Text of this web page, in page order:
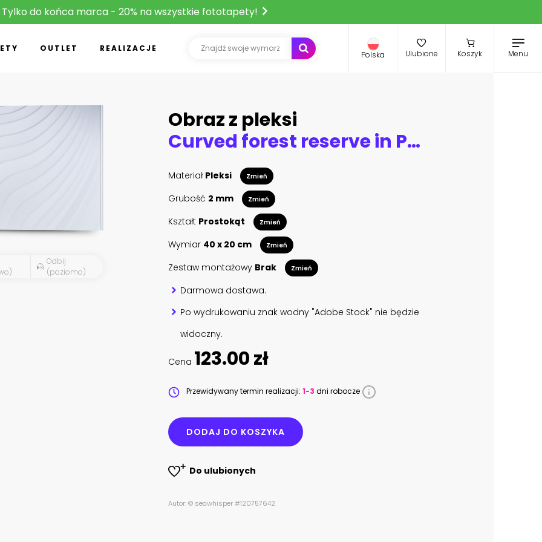
Tylko do końca marca - 20% na wszystkie fototapety!
OUTLET REALIZACJE
Polska Ulubione Koszyk Menu
Odbij
(poziomo)
Obraz z pleksi
Curved forest reserve in Poland
Materiał Pleksi Zmień
Grubość 2 mm Zmień
Kształt Prostokąt Zmień
Wymiar 40 x 20 cm Zmień
Zestaw montażowy Brak Zmień
Darmowa dostawa.
Po wydrukowaniu znak wodny "Adobe Stock" nie będzie
widoczny.
Cena 123.00 zł
Przewidywany termin realizacji: 1-3 dni robocze
DODAJ DO KOSZYKA
Do ulubionych
Autor: © seawhisper #120757642